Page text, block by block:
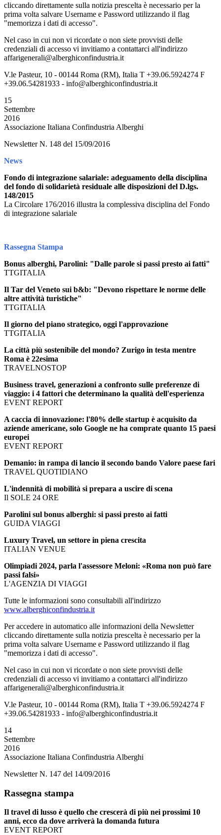
cliccando direttamente sulla notizia prescelta è necessario per la
prima volta salvare Username e Password utilizzando il flag
"memorizza i dati di accesso".
Nel caso in cui non vi ricordate o non siete provvisti delle
credenziali di accesso vi invitiamo a contattarci all'indirizzo
affarigenerali@alberghiconfindustria.it
V.le Pasteur, 10 - 00144 Roma (RM), Italia T +39.06.5924274 F
+39.06.54281933 - info@alberghiconfindustria.it
15
Settembre
2016
Associazione Italiana Confindustria Alberghi
Newsletter N. 148 del 15/09/2016
News
Fondo di integrazione salariale: adeguamento della disciplina
del fondo di solidarietà residuale alle disposizioni del D.lgs.
148/2015
La Circolare 176/2016 illustra la complessiva disciplina del Fondo
di integrazione salariale
Rassegna Stampa
Bonus alberghi, Parolini: "Dalle parole si passi presto ai fatti"
TTGITALIA
Il Tar del Veneto sui b&b: "Devono rispettare le norme delle
altre attività turistiche"
TTGITALIA
Il giorno del piano strategico, oggi l'approvazione
TTGITALIA
La città più sostenibile del mondo? Zurigo in testa mentre
Roma è 22esima
TRAVELNOSTOP
Business travel, generazioni a confronto sulle preferenze di
viaggio: i 4 fattori che determinano la qualità dell'esperienza
EVENT REPORT
A caccia di innovazione: l'80% delle startup è acquisito da
aziende americane, solo Google ne ha comprate quanto 15 paesi
europei
EVENT REPORT
Demanio: in rampa di lancio il secondo bando Valore paese fari
TRAVEL QUOTIDIANO
L'indennità di mobilità si prepara a uscire di scena
Il SOLE 24 ORE
Parolini sul bonus alberghi: si passi presto ai fatti
GUIDA VIAGGI
Luxury Travel, un settore in piena crescita
ITALIAN VENUE
Olimpiadi 2024, parla l'assessore Meloni: «Roma non può fare
passi falsi»
L'AGENZIA DI VIAGGI
Tutte le informazioni sono consultabili all'indirizzo
www.alberghiconfindustria.it
Per accedere in automatico alle informazioni della Newsletter
cliccando direttamente sulla notizia prescelta è necessario per la
prima volta salvare Username e Password utilizzando il flag
"memorizza i dati di accesso".
Nel caso in cui non vi ricordate o non siete provvisti delle
credenziali di accesso vi invitiamo a contattarci all'indirizzo
affarigenerali@alberghiconfindustria.it
V.le Pasteur, 10 - 00144 Roma (RM), Italia T +39.06.5924274 F
+39.06.54281933 - info@alberghiconfindustria.it
14
Settembre
2016
Associazione Italiana Confindustria Alberghi
Newsletter N. 147 del 14/09/2016
Rassegna stampa
Il travel di lusso è quello che crescerà di più nei prossimi 10
anni, ecco da dove arriverà la domanda futura
EVENT REPORT